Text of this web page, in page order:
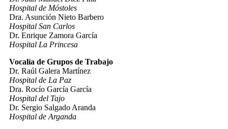
Hospital de Móstoles
Dra. Asunción Nieto Barbero
Hospital San Carlos
Dr. Enrique Zamora García
Hospital La Princesa
Vocalía de Grupos de Trabajo
Dr. Raúl Galera Martínez
Hospital de La Paz
Dra. Rocío García García
Hospital del Tajo
Dr. Sergio Salgado Aranda
Hospital de Arganda